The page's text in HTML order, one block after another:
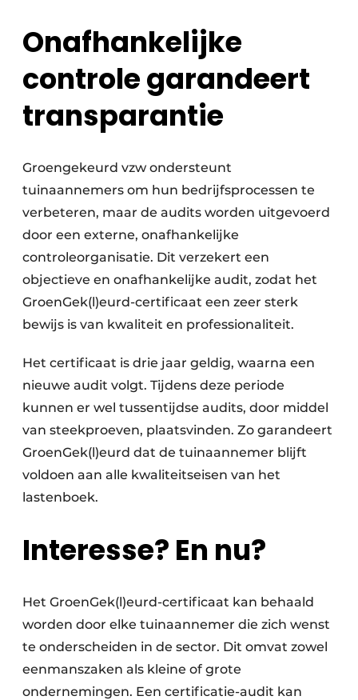
Onafhankelijke
controle garandeert
transparantie
Groengekeurd vzw ondersteunt
tuinaannemers om hun bedrijfsprocessen te
verbeteren, maar de audits worden uitgevoerd
door een externe, onafhankelijke
controleorganisatie. Dit verzekert een
objectieve en onafhankelijke audit, zodat het
GroenGek(l)eurd-certificaat een zeer sterk
bewijs is van kwaliteit en professionaliteit.
Het certificaat is drie jaar geldig, waarna een
nieuwe audit volgt. Tijdens deze periode
kunnen er wel tussentijdse audits, door middel
van steekproeven, plaatsvinden. Zo garandeert
GroenGek(l)eurd dat de tuinaannemer blijft
voldoen aan alle kwaliteitseisen van het
lastenboek.
Interesse? En nu?
Het GroenGek(l)eurd-certificaat kan behaald
worden door elke tuinaannemer die zich wenst
te onderscheiden in de sector. Dit omvat zowel
eenmanszaken als kleine of grote
ondernemingen. Een certificatie-audit kan